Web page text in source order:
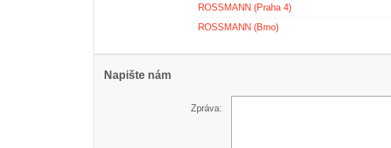
ROSSMANN (Praha 4)
ROSSMANN (Brno)
Napište nám
Zpráva: